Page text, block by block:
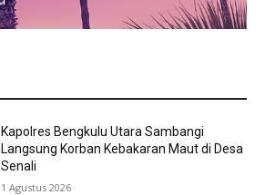
Kapolres Bengkulu Utara Sambangi
Langsung Korban Kebakaran Maut di Desa
Senali
1 Agustus 2026